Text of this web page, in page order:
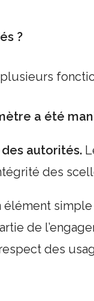
?
a été
autorités.
des
de
des